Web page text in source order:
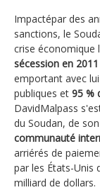
Impactépar des
sanctions, le
crise économique
sécession en 2011
emportant avec
publiques et 95 %
DavidMalpass
du Soudan, de
communauté
arriérés de
par les États-Unis
milliard de dollars.